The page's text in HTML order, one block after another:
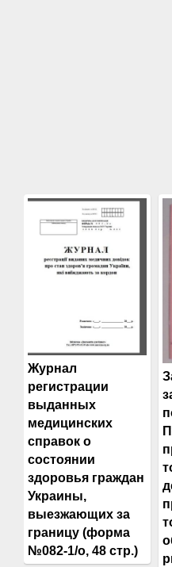
Журнал
регистрации
выданных
медицинских
справок о
состоянии
здоровья граждан
Украины,
выезжающих за
границу (форма
№082-1/о, 48 стр.)